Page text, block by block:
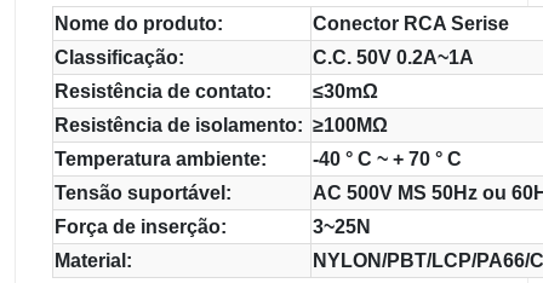
Nome do produto:
Conector RCA Serise
Classificação:
C.C. 50V 0.2A~1A
Resistência de contato:
≤30mΩ
Resistência de isolamento: ≥100MΩ
Temperatura ambiente:
-40 ° C ~ + 70 ° C
Tensão suportável:
AC 500V MS 50Hz ou
Força de inserção:
3~25N
Material:
NYLON/PBT/LCP/PA66/